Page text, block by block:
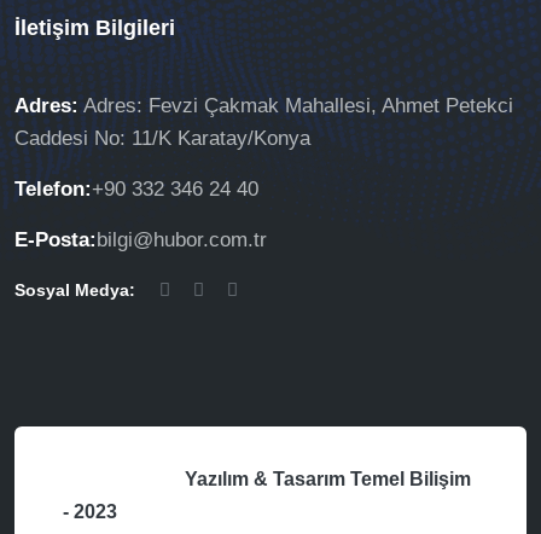
İletişim Bilgileri
Adres: Adres: Fevzi Çakmak Mahallesi, Ahmet Petekci
Caddesi No: 11/K Karatay/Konya
Telefon:+90 332 346 24 40
E-Posta: bilgi@hubor.com.tr
Sosyal Medya:
Yazılım & Tasarım Temel Bilişim
- 2023